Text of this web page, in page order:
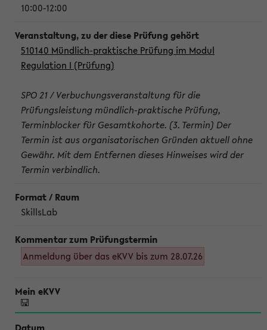
10:00-12:00
510140 Mündlich-praktische Prüfung im Modul
Regulation I (Prüfung)
SPO 21 / Verbuchungsveranstaltung für die
Prüfungsleistung mündlich-praktische Prüfung,
Terminblocker für Gesamtkohorte. (3. Termin) Der
Termin ist aus organisatorischen Gründen aktuell ohne
Gewähr. Mit dem Entfernen dieses Hinweises wird der
Termin verbindlich.
SkillsLab
Anmeldung über das eKVV bis zum 28.07.26